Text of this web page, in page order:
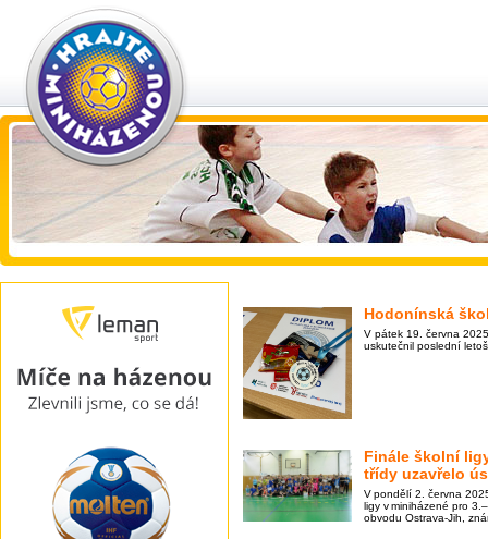
Hodonínská
V pátek 19. června
uskutečnil poslední
Finále školní
třídy uzavřelo
V pondělí 2. června
ligy v miniházené pro
obvodu Ostrava-Jih,